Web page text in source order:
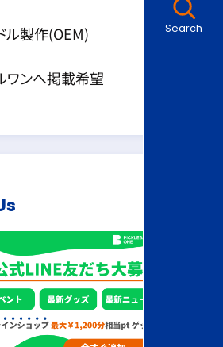
Search
ル製作(OEM)
ワンへ掲載希望